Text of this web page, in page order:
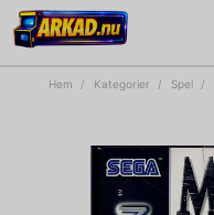
Hem Kategorier Spel